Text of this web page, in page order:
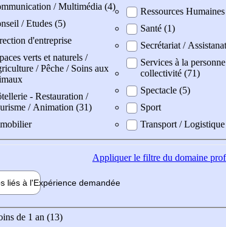
/ Multimédia (4)
/ Etudes (5)
d'entreprise
verts et naturels /
/ Pêche / Soins aux
- Restauration /
/ Animation (31)
Ressources Humaines
Santé (1)
Secrétariat / Assistanat
Services à la
collectivité (71)
Spectacle (5)
Sport
Transport /
Appliquerle filtre du domaine
liés à l'Expérience demandée
de 1 an (13)